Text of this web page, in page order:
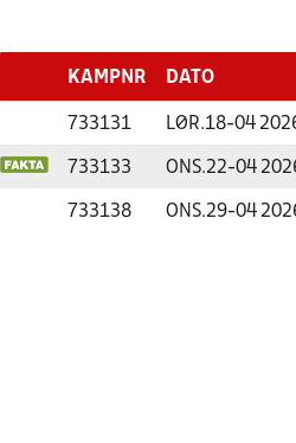
KAMPNR DATO
733131 LØR.18-04
733133 ONS.22-04
733138 ONS.29-04